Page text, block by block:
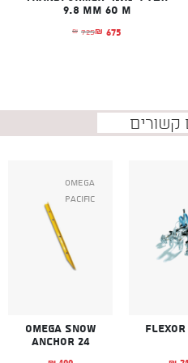
9.8 MM 60 M
₪ 725
המחיר המקורי היה: ₪725.₪ 675 המחיר הנוכחי הוא: ₪675.
קשורים
Flexor
Omega
Pacific
Omega Snow
Anchor 24